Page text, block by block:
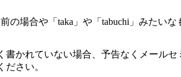
の場合や「taka」や「tabuchi」みたいな
かれていない場合、予告なくメールセ
さい。